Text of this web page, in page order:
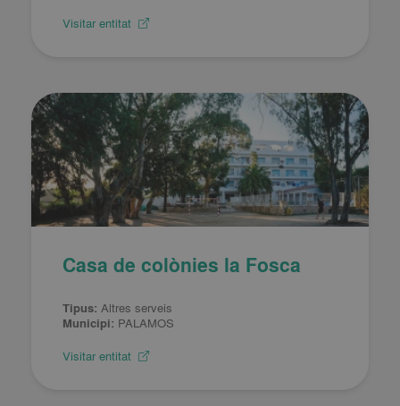
Visitar entitat
Casa de colònies la Fosca
Tipus: Altres serveis
Municipi: PALAMOS
Visitar entitat